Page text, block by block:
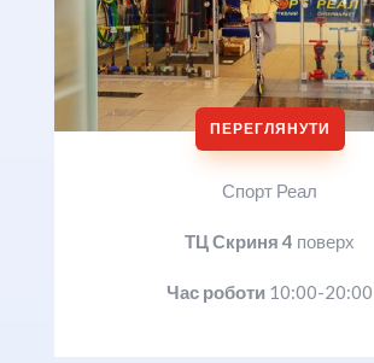
ПЕРЕГЛЯНУТИ
Спорт Реал
ТЦ Скриня 4 поверх
Час роботи 10:00-20:00